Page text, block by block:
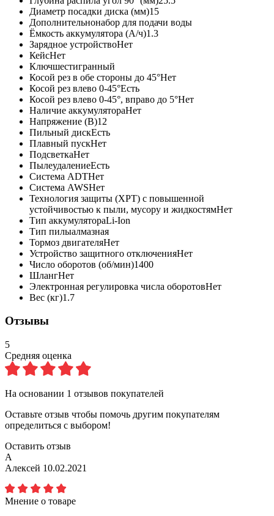
Диаметр посадки диска (мм)15
Дополнительнонабор для подачи воды
Ёмкость аккумулятора (А/ч)1.3
Зарядное устройствоНет
КейсНет
Ключшестигранный
Косой рез в обе стороны до 45°Нет
Косой рез влево 0-45°Есть
Косой рез влево 0-45°, вправо до 5°Нет
Наличие аккумулятораНет
Напряжение (В)12
Пильный дискЕсть
Плавный пускНет
ПодсветкаНет
ПылеудалениеЕсть
Система ADTНет
Система AWSНет
Технология защиты (XPT) с повышенной
устойчивостью к пыли, мусору и жидкостямНет
Тип аккумулятораLi-Ion
Тип пилыалмазная
Тормоз двигателяНет
Устройство защитного отключенияНет
Число оборотов (об/мин)1400
ШлангНет
Электронная регулировка числа оборотовНет
Вес (кг)1.7
Отзывы
5
Средняя оценка
На основании 1 отзывов покупателей
Оставьте отзыв чтобы помочь другим покупателям
определиться с выбором!
Оставить отзыв
А
Алексей 10.02.2021
Мнение о товаре